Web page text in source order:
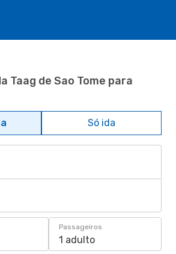
Taag de Sao Tome para
Só ida
Passageiros
1 adulto